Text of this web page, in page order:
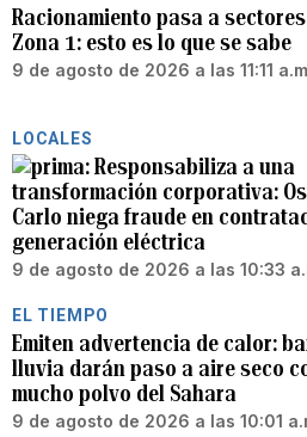
Racionamiento pasa a
Zona 1: esto es lo que se sabe
9 de agosto de 2026 a las 11:11
LOCALES
Responsabiliza a una
transformación corporativa:
Carlo niega fraude en
generación eléctrica
9 de agosto de 2026 a las 10:33
EL TIEMPO
Emiten advertencia de calor:
lluvia darán paso a aire seco
mucho polvo del Sahara
9 de agosto de 2026 a las 10:01